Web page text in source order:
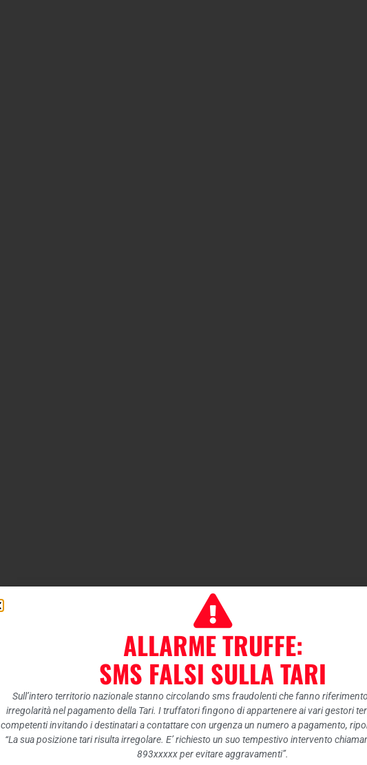
ALLARME TRUFFE:
SMS FALSI SULLA TARI
Sull’intero territorio nazionale stanno circolando sms fraudolenti che fanno
irregolarità nel pagamento della Tari. I truffatori fingono di appartenere ai vari gestori
competenti invitando i destinatari a contattare con urgenza un numero a pagamento,
“La sua posizione tari risulta irregolare. E’ richiesto un suo tempestivo intervento
893xxxxx per evitare aggravamenti”.